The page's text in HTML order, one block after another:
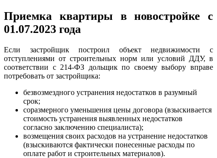
Приемка квартиры в новостройке с
01.07.2023 года
Если застройщик построил объект недвижимости с
отступлениями от строительных норм или условий ДДУ, в
соответствии с 214-ФЗ дольщик по своему выбору вправе
потребовать от застройщика:
безвозмездного устранения недостатков в разумный
срок;
соразмерного уменьшения цены договора (взыскивается
стоимость устранения выявленных недостатков
согласно заключению специалиста);
возмещения своих расходов на устранение недостатков
(взыскиваются фактически понесенные расходы по
оплате работ и строительных материалов).